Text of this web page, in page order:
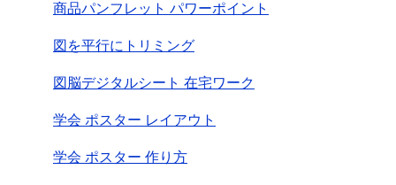
商品パンフレット パワーポイント
図を平行にトリミング
図脳デジタルシート 在宅ワーク
学会 ポスター レイアウト
学会 ポスター 作り方